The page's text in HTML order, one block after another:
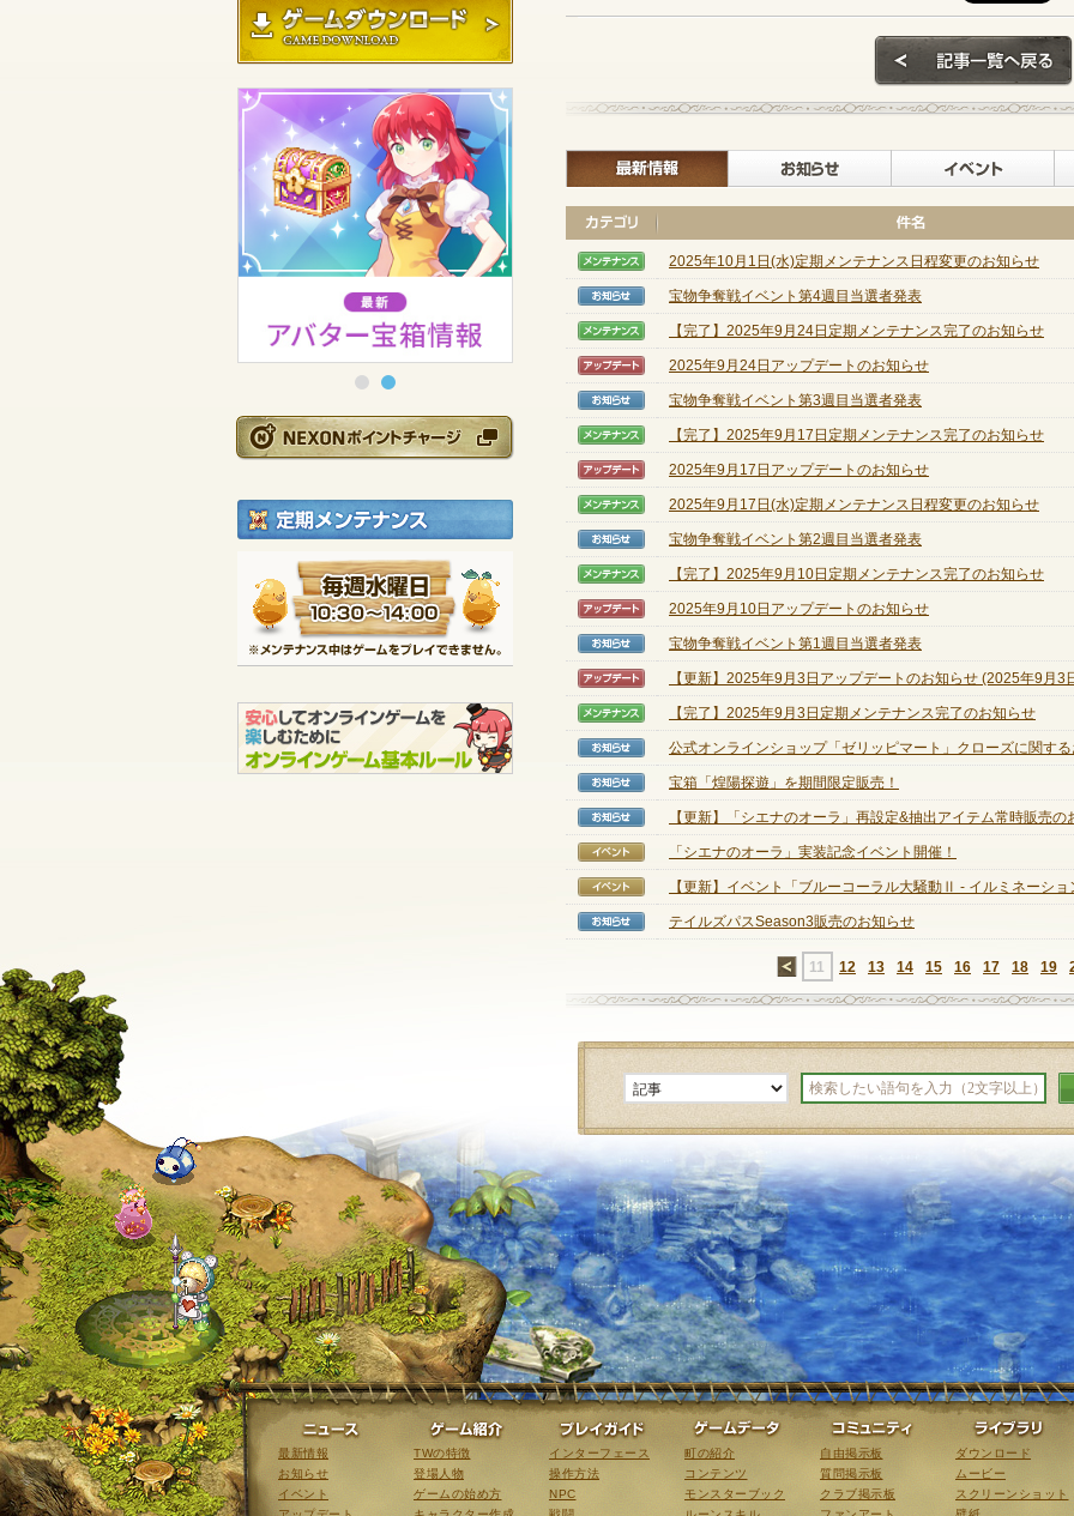
NEXONポイントチャージ
定期メンテナンス
毎週水曜日 10:30～14:00
※メンテナンス中はゲームをプレイできません。
最新情報 お知らせ
【メンテナンス】
2025年10月1日(水)定期メンテナンス日程変更のお知らせ
【お知らせ】
宝物争奪戦イベント第4週目当選者発表
【メンテナンス】
【完了】2025年9月24日定期メンテナンス完了のお知らせ
【アップデート】
2025年9月24日アップデートのお知らせ
【お知らせ】
宝物争奪戦イベント第3週目当選者発表
【メンテナンス】
【完了】2025年9月17日定期メンテナンス完了のお知らせ
【アップデート】
2025年9月17日アップデートのお知らせ
【メンテナンス】
2025年9月17日(水)定期メンテナンス日程変更のお知らせ
【お知らせ】
宝物争奪戦イベント第2週目当選者発表
【メンテナンス】
【完了】2025年9月10日定期メンテナンス完了のお知らせ
【アップデート】
2025年9月10日アップデートのお知らせ
【お知らせ】
宝物争奪戦イベント第1週目当選者発表
【アップデート】
【更新】2025年9月3日アップデートのお知らせ (2025年9月3
【メンテナンス】
【完了】2025年9月3日定期メンテナンス完了のお知らせ
【お知らせ】
公式オンラインショップ「ゼリッピマート」クローズに関す
【お知らせ】
宝箱「煌陽探遊」を期間限定販売！
【お知らせ】
【更新】「シエナのオーラ」再設定&抽出アイテム常時販売の
【イベント】
「シエナのオーラ」実装記念イベント開催！
【イベント】
【更新】イベント「ブルーコーラル大騒動Ⅱ - イルミネーショ
【お知らせ】
テイルズパスSeason3販売のお知らせ
←11 12 13 14 15 16 17 18 19
ニュース
最新情報
お知らせ
イベント
ゲーム紹介
TWの特徴
登場人物
ゲームの始め方
プレイガイド
インターフェース
操作方法
NPC
ゲームデータ
町の紹介
コンテンツ
モンスターブック
コミュニティ
自由掲示板
質問掲示板
クラブ掲示板
ダウンロード
ムービー
スクリーンショット